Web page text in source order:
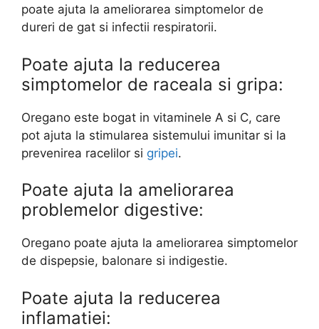
poate ajuta la ameliorarea simptomelor de
dureri de gat si infectii respiratorii.
Poate ajuta la reducerea
simptomelor de raceala si gripa:
Oregano este bogat in vitaminele A si C, care
pot ajuta la stimularea sistemului imunitar si la
prevenirea racelilor si gripei.
Poate ajuta la ameliorarea
problemelor digestive:
Oregano poate ajuta la ameliorarea simptomelor
de dispepsie, balonare si indigestie.
Poate ajuta la reducerea
inflamatiei: